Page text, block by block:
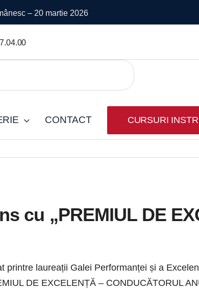
CONTACT CURSURI
cu „PREMIUL DE
laureații Galei Performanței și a
DE EXCELENȚĂ – CONDUCĂTORUL